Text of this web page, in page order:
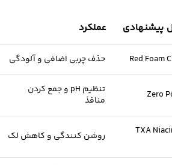
پیشنهادی عملکرد
Red Foam حذف چربی اضافی و آلودگی
Zero
تنظیم pH و جمع‌ کردن
منافذ
TXA
روشن‌ کنندگی و کاهش لک